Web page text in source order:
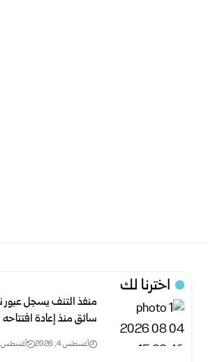
اخترنا لك
سائق منذ إعادة افتتاحه
أغسطس 4, 2026 أغسطس 4, 2026